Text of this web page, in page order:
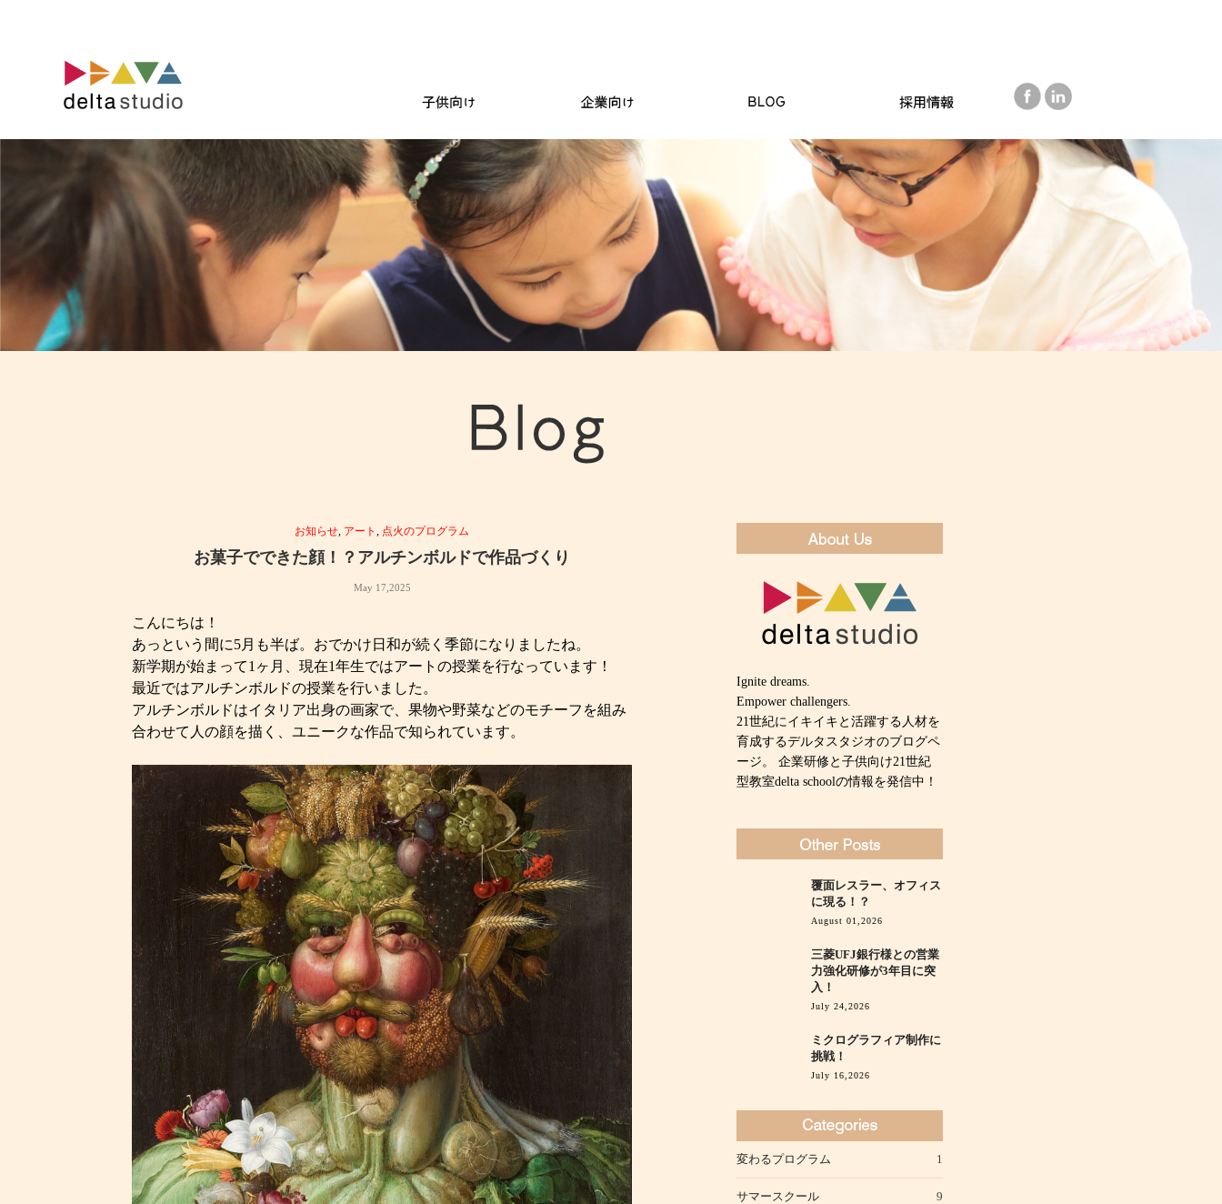
ン
お知らせ, アート, 点火のプログラム
お菓子でできた顔！？アルチンボルドで作品づくり
May 17,2025
こんにちは！
あっという間に5月も半ば。おでかけ日和が続く季節になりましたね。
新学期が始まって1ヶ月、現在1年生ではアートの授業を行なっています！
最近ではアルチンボルドの授業を行いました。
アルチンボルドはイタリア出身の画家で、果物や野菜などのモチーフを組み
合わせて人の顔を描く、ユニークな作品で知られています。
Ignite dreams.
Empower challengers.
21世紀にイキイキと活躍する人材を
育成するデルタスタジオのブログペ
ージ。 企業研修と子供向け21世紀
型教室delta schoolの情報を発信中！
覆面レスラー、オフィス
に現る！？
August 01,2026
三菱UFJ銀行様との営業
力強化研修が3年目に突
入！
July 24,2026
ミクログラフィア制作に
挑戦！
July 16,2026
変わるプログラム 1
サマースクール 9